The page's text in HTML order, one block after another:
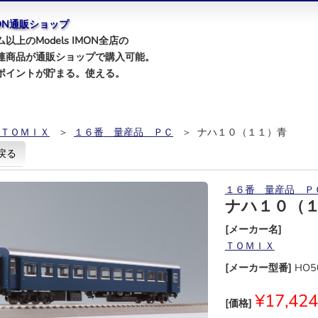
通販ショップ
以上のModels IMON全店の
商品が通販ショップで購入可能。
ントが貯まる。使える。
ＴＯＭＩＸ ＞ １６番 量産品 ＰＣ
＞ ナハ１０（１１）青
る
１６番 量産品 Ｐ
ナハ１０（
[メーカー名]
ＴＯＭＩＸ
[メーカー型番]
[価格] ¥17,424